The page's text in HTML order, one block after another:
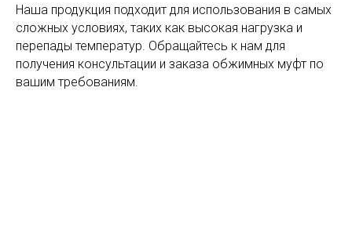
Наша продукция подходит для использования в самых
сложных условиях, таких как высокая нагрузка и
перепады температур. Обращайтесь к нам для
получения консультации и заказа обжимных муфт по
вашим требованиям.